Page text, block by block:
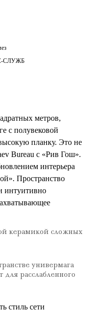
СЛУЖБ
метров,
с полувековой
планку. Это не
Bureau с «Рив Гош».
интерьера
Пространство
интуитивно
керамикой сложных
универмага
расслабленного
стиль сети